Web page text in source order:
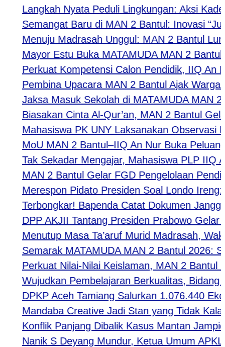
Langkah Nyata Peduli Lingkungan: Aksi Kader
Semangat Baru di MAN 2 Bantul: Inovasi
Menuju Madrasah Unggul: MAN 2 Bantul
Mayor Estu Buka MATAMUDA MAN 2 Bantul
Perkuat Kompetensi Calon Pendidik, IIQ An
Pembina Upacara MAN 2 Bantul Ajak Warga
Jaksa Masuk Sekolah di MATAMUDA MAN 2
Biasakan Cinta Al-Qur’an, MAN 2 Bantul Gelar
Mahasiswa PK UNY Laksanakan Observasi
MoU MAN 2 Bantul–IIQ An Nur Buka Peluang
Tak Sekadar Mengajar, Mahasiswa PLP IIQ An
MAN 2 Bantul Gelar FGD Pengelolaan
Merespon Pidato Presiden Soal Londo Ireng:
​Terbongkar! Bapenda Catat Dokumen Janggal:
DPP AKJII Tantang Presiden Prabowo Gelar
Menutup Masa Ta’aruf Murid Madrasah, Waka
Semarak MATAMUDA MAN 2 Bantul 2026:
Perkuat Nilai-Nilai Keislaman, MAN 2 Bantul
Wujudkan Pembelajaran Berkualitas, Bidang
DPKP Aceh Tamiang Salurkan 1.076.440 Ekor
Mandaba Creative Jadi Stan yang Tidak Kalah
Konflik Panjang Dibalik Kasus Mantan
Nanik S Deyang Mundur, Ketua Umum APKLI-